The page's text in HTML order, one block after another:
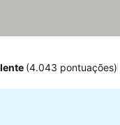
(4.043 pontuações)